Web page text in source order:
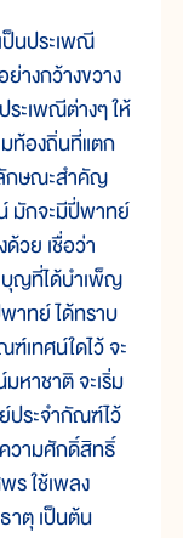
นประเพณี
างกว้างขวาง
ะเพณีต่างๆ ให้
ท้องถิ่นที่แตก
ลักษณะสำคัญ
มักจะมีปี่พาทย์
วย เชื่อว่า
บุญที่ได้บำเพ็ญ
าทย์ ได้ทราบ
เทศน์ใดไว้ จะ
หาชาติ จะเริ่ม
ประจำกัณฑ์ไว้
วามศักดิ์สิทธิ์
ร ใช้เพลง
าตุ เป็นต้น